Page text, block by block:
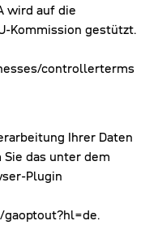
wird auf die
Kommission gestützt.
controllerterms
Ihrer Daten
das unter dem
Plugin